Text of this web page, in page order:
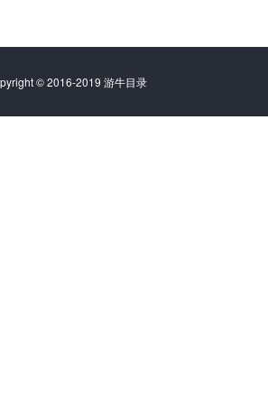
© 2016-2019 游牛目录